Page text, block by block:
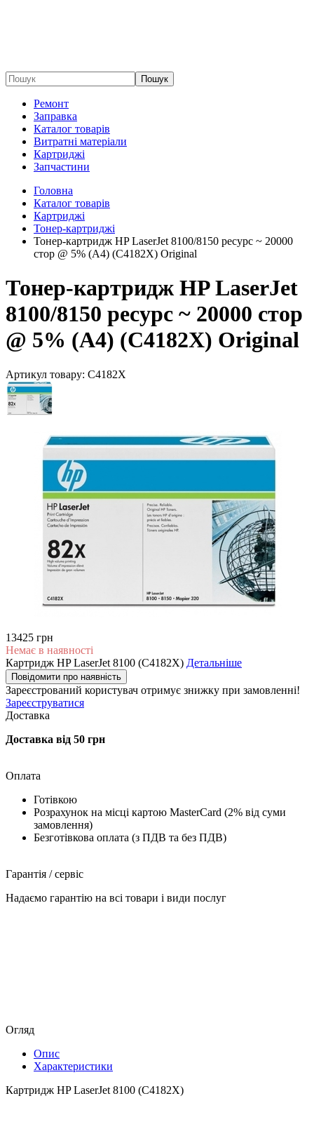
Пошук
Ремонт
Заправка
Каталог товарів
Витратні матеріали
Картриджі
Запчастини
Головна
Каталог товарів
Картриджі
Тонер-картриджі
Тонер-картридж HP LaserJet 8100/8150 ресурс ~ 20000
стор @ 5% (A4) (C4182X) Original
Тонер-картридж HP LaserJet
8100/8150 ресурс ~ 20000 стор
@ 5% (A4) (C4182X) Original
Артикул товару: C4182Х
13425 грн
Немає в наявності
Картридж HP LaserJet 8100 (C4182X) Детальніше
Повідомити про наявність
Зареєстрований користувач отримує знижку при замовленні!
Зареєструватися
Доставка
Доставка від 50 грн
Оплата
Готівкою
Розрахунок на місці картою MasterCard (2% від суми
замовлення)
Безготівкова оплата (з ПДВ та без ПДВ)
Гарантія / сервіс
Надаємо гарантію на всі товари і види послуг
Огляд
Опис
Характеристики
Картридж HP LaserJet 8100 (C4182X)